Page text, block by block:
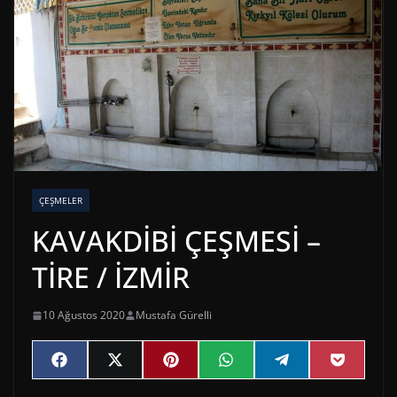
ÇEŞMELER
KAVAKDİBİ ÇEŞMESİ –
TİRE / İZMİR
10 Ağustos 2020 Mustafa Gürelli
Share
on
F
a
Share
on
X
(
Share
on
P
i
Share
on
W
h
Share
on
e
Share
on
P
o